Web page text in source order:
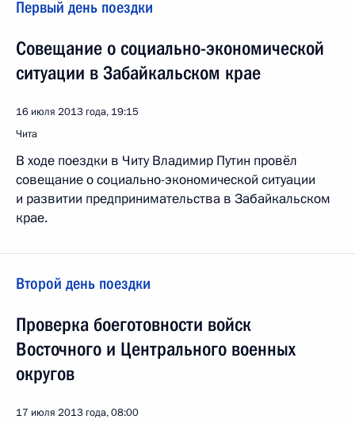
Первый день поездки
Совещание о социально-экономической
ситуации в Забайкальском крае
16 июля 2013 года, 19:15
Чита
В ходе поездки в Читу Владимир Путин провёл
совещание о социально-экономической ситуации
и развитии предпринимательства в Забайкальском
крае.
Второй день поездки
Проверка боеготовности войск
Восточного и Центрального военных
округов
17 июля 2013 года, 08:00